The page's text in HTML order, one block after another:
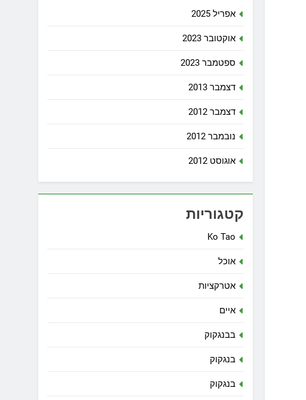
אפריל 2025
אוקטובר 2023
ספטמבר 2023
דצמבר 2013
דצמבר 2012
נובמבר 2012
אוגוסט 2012
קטגוריות
Ko Tao
אוכל
אטרקציות
איים
בבנגקוק
בנגקוק
בנגקוק